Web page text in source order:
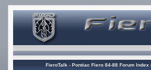
FieroTalk - Pontiac Fiero 84-88 Forum Index